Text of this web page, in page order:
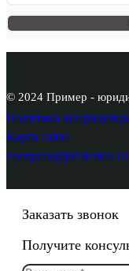
© 2024 Пример -
Политика
Карта сайта
voenprav@jurist-mail.ru
Заказать звонок
Получите